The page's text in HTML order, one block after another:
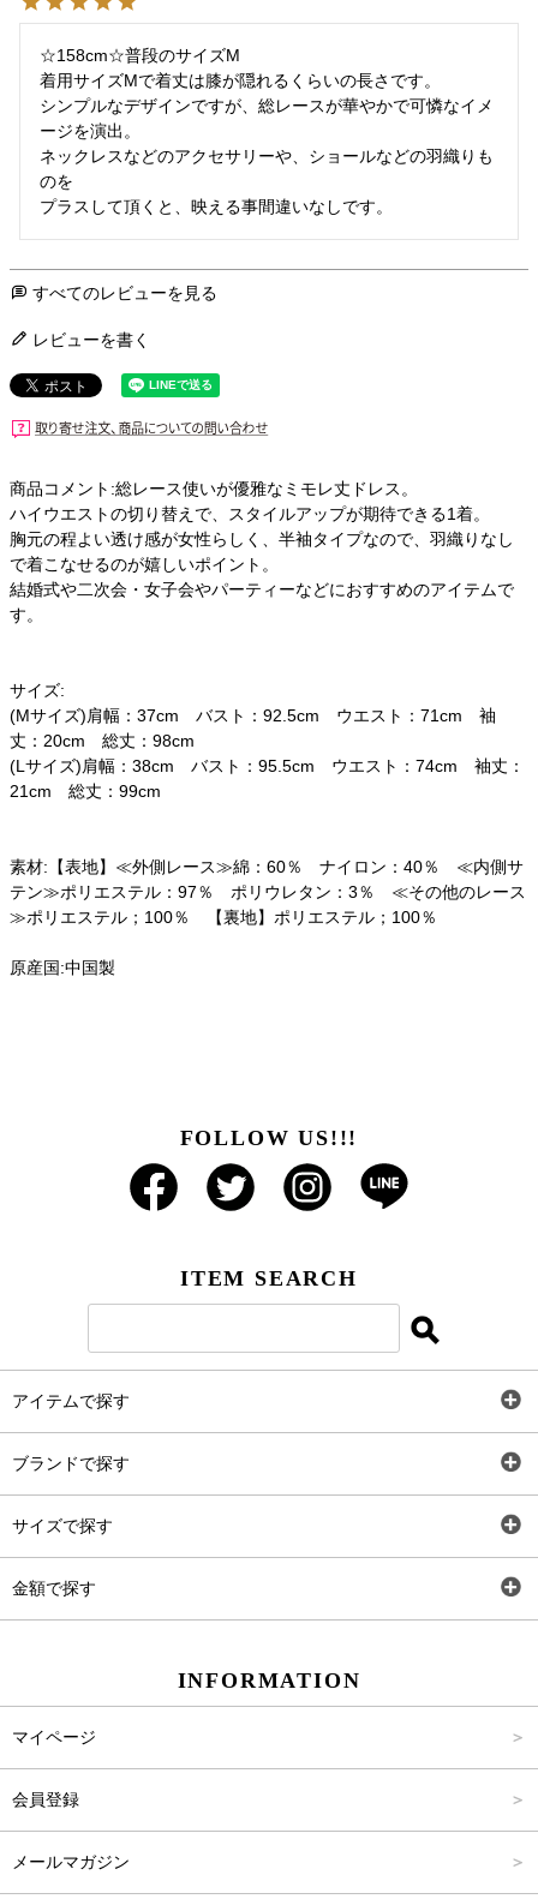
☆158cm☆普段のサイズM
着用サイズMで着丈は膝が隠れるくらいの長さです。
シンプルなデザインですが、総レースが華やかで可憐なイメ
ージを演出。
ネックレスなどのアクセサリーや、ショールなどの羽織りも
のを
すべてのレビューを見る
レビューを書く
商品コメント:総レース使いが優雅なミモレ丈ドレス。
ハイウエストの切り替えで、スタイルアップが期待できる1着。
胸元の程よい透け感が女性らしく、半袖タイプなので、羽織りなし
で着こなせるのが嬉しいポイント。
結婚式や二次会・女子会やパーティーなどにおすすめのアイテムで
す。
サイズ:
(Mサイズ)肩幅：37cm バスト：92.5cm ウエスト：71cm 袖
丈：20cm 総丈：98cm
(Lサイズ)肩幅：38cm バスト：95.5cm ウエスト：74cm 袖丈：
21cm 総丈：99cm
素材:【表地】≪外側レース≫綿：60％ ナイロン：40％ ≪内側サ
テン≫ポリエステル：97％ ポリウレタン：3％ ≪その他のレース
≫ポリエステル；100％ 【裏地】ポリエステル；100％
原産国:中国製
FOLLOW US!!!
ITEM SEARCH
アイテムで探す
ブランドで探す
サイズで探す
金額で探す
INFORMATION
マイページ
会員登録
メールマガジン